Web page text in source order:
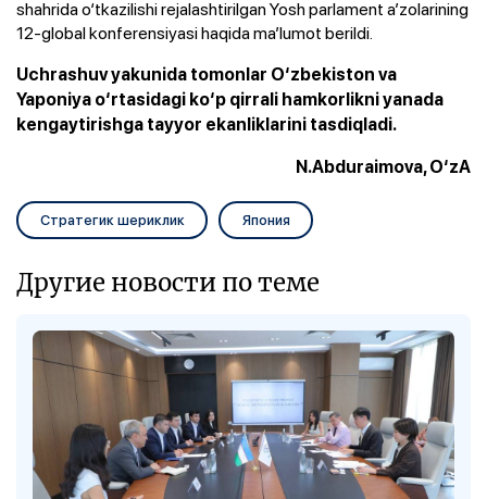
shahrida o‘tkazilishi rejalashtirilgan Yosh parlament a’zolarining
12-global konferensiyasi haqida ma’lumot berildi.
Uchrashuv yakunida tomonlar O‘zbekiston va
Yaponiya o‘rtasidagi ko‘p qirrali hamkorlikni yanada
kengaytirishga tayyor ekanliklarini tasdiqladi.
N.Abduraimova, O‘zA
Стратегик шериклик Япония
Другие новости по теме